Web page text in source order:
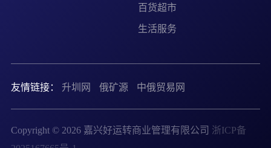
百货超市
生活服务
友情链接： 升圳网 俄矿源 中俄贸易网
Copyright © 2026 嘉兴好运转商业管理有限公司 浙ICP备